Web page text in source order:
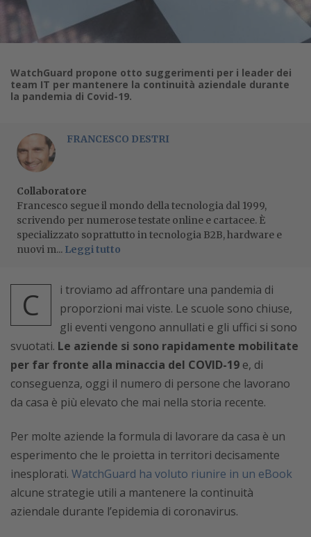
WatchGuard propone otto suggerimenti per i leader dei
team IT per mantenere la continuità aziendale durante
la pandemia di Covid-19.
FRANCESCO DESTRI
Collaboratore
Francesco segue il mondo della tecnologia dal 1999,
scrivendo per numerose testate online e cartacee. È
specializzato soprattutto in tecnologia B2B, hardware e
nuovi m... Leggi tutto
C
i troviamo ad affrontare una pandemia di
proporzioni mai viste. Le scuole sono chiuse,
gli eventi vengono annullati e gli uffici si sono
svuotati. Le aziende si sono rapidamente mobilitate
per far fronte alla minaccia del COVID-19 e, di
conseguenza, oggi il numero di persone che lavorano
da casa è più elevato che mai nella storia recente.
Per molte aziende la formula di lavorare da casa è un
esperimento che le proietta in territori decisamente
inesplorati. WatchGuard ha voluto riunire in un eBook
alcune strategie utili a mantenere la continuità
aziendale durante l’epidemia di coronavirus.